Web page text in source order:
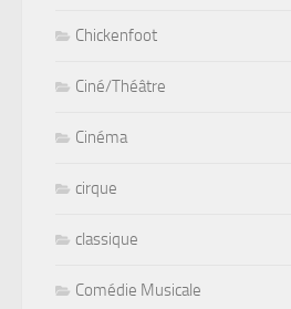
Chickenfoot
Ciné/Théâtre
Cinéma
cirque
classique
Comédie Musicale